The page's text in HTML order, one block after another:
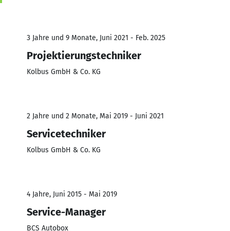
3 Jahre und 9 Monate, Juni 2021 - Feb. 2025
Projektierungstechniker
Kolbus GmbH & Co. KG
2 Jahre und 2 Monate, Mai 2019 - Juni 2021
Servicetechniker
Kolbus GmbH & Co. KG
4 Jahre, Juni 2015 - Mai 2019
Service-Manager
BCS Autobox